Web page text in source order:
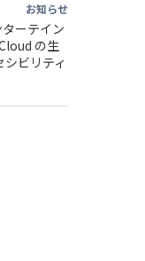
お知らせ
ーテイン
の生
ビリティ